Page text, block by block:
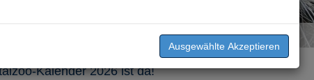
Kalender 2026 ist da!